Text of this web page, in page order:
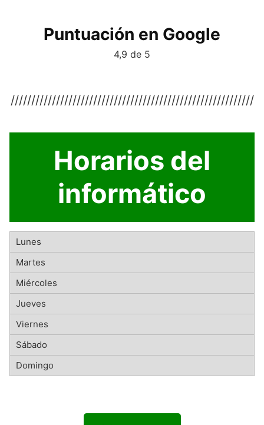
Puntuación en Google
4,9 de 5
///////////////////////////////////////////////////////////
Horarios del
informático